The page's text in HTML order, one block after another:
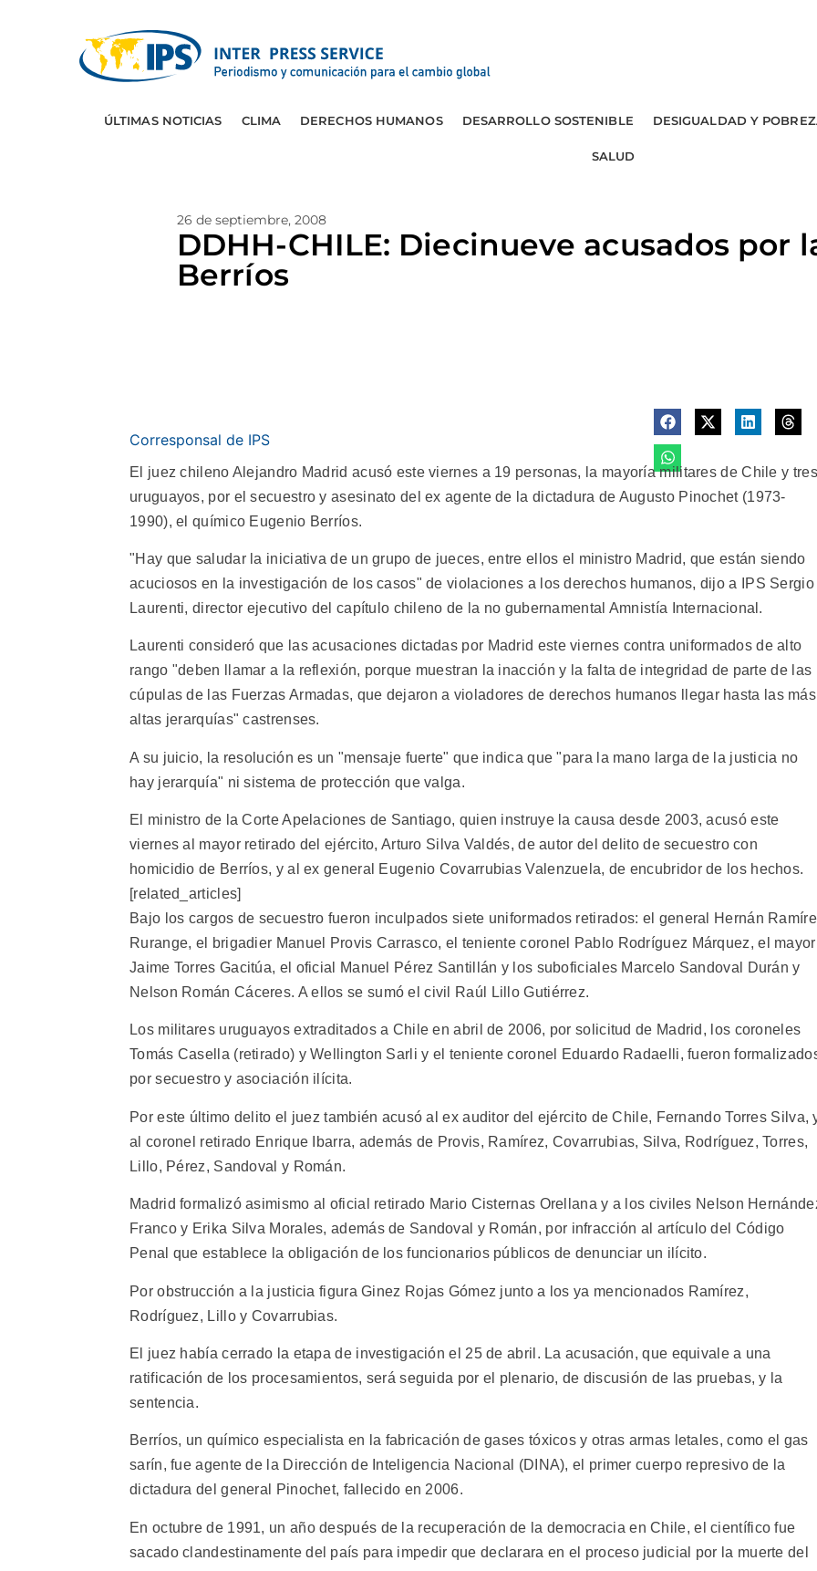
ÚLTIMAS NOTICIAS CLIMA DERECHOS HUMANOS DESARROLLO SOSTENIBLE DESIGUALDAD Y
SALUD
26 de septiembre, 2008
DDHH-CHILE: Diecinueve acusados por
Berríos
Corresponsal de IPS
El juez chileno Alejandro Madrid acusó este viernes a 19 personas, la mayoría militares de Chile y tres
uruguayos, por el secuestro y asesinato del ex agente de la dictadura de Augusto Pinochet (1973-
1990), el químico Eugenio Berríos.
"Hay que saludar la iniciativa de un grupo de jueces, entre ellos el ministro Madrid, que están siendo
acuciosos en la investigación de los casos" de violaciones a los derechos humanos, dijo a IPS Sergio
Laurenti, director ejecutivo del capítulo chileno de la no gubernamental Amnistía Internacional.
Laurenti consideró que las acusaciones dictadas por Madrid este viernes contra uniformados de alto
rango "deben llamar a la reflexión, porque muestran la inacción y la falta de integridad de parte de las
cúpulas de las Fuerzas Armadas, que dejaron a violadores de derechos humanos llegar hasta las más
altas jerarquías" castrenses.
A su juicio, la resolución es un "mensaje fuerte" que indica que "para la mano larga de la justicia no
hay jerarquía" ni sistema de protección que valga.
El ministro de la Corte Apelaciones de Santiago, quien instruye la causa desde 2003, acusó este
viernes al mayor retirado del ejército, Arturo Silva Valdés, de autor del delito de secuestro con
homicidio de Berríos, y al ex general Eugenio Covarrubias Valenzuela, de encubridor de los hechos.
[related_articles]
Bajo los cargos de secuestro fueron inculpados siete uniformados retirados: el general Hernán
Rurange, el brigadier Manuel Provis Carrasco, el teniente coronel Pablo Rodríguez Márquez, el mayor
Jaime Torres Gacitúa, el oficial Manuel Pérez Santillán y los suboficiales Marcelo Sandoval Durán y
Nelson Román Cáceres. A ellos se sumó el civil Raúl Lillo Gutiérrez.
Los militares uruguayos extraditados a Chile en abril de 2006, por solicitud de Madrid, los coroneles
Tomás Casella (retirado) y Wellington Sarli y el teniente coronel Eduardo Radaelli, fueron
por secuestro y asociación ilícita.
Por este último delito el juez también acusó al ex auditor del ejército de Chile, Fernando Torres Silva,
al coronel retirado Enrique Ibarra, además de Provis, Ramírez, Covarrubias, Silva, Rodríguez, Torres,
Lillo, Pérez, Sandoval y Román.
Madrid formalizó asimismo al oficial retirado Mario Cisternas Orellana y a los civiles Nelson
Franco y Erika Silva Morales, además de Sandoval y Román, por infracción al artículo del Código
Penal que establece la obligación de los funcionarios públicos de denunciar un ilícito.
Por obstrucción a la justicia figura Ginez Rojas Gómez junto a los ya mencionados Ramírez,
Rodríguez, Lillo y Covarrubias.
El juez había cerrado la etapa de investigación el 25 de abril. La acusación, que equivale a una
ratificación de los procesamientos, será seguida por el plenario, de discusión de las pruebas, y la
sentencia.
Berríos, un químico especialista en la fabricación de gases tóxicos y otras armas letales, como el gas
sarín, fue agente de la Dirección de Inteligencia Nacional (DINA), el primer cuerpo represivo de la
dictadura del general Pinochet, fallecido en 2006.
En octubre de 1991, un año después de la recuperación de la democracia en Chile, el científico fue
sacado clandestinamente del país para impedir que declarara en el proceso judicial por la muerte del